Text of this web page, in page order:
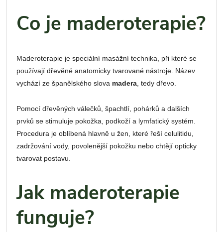
Co je maderoterapie?
Maderoterapie je speciální masážní technika, při které se
používají dřevěné anatomicky tvarované nástroje. Název
vychází ze španělského slova madera , tedy dřevo.
Pomocí dřevěných válečků, špachtlí, pohárků a dalších
prvků se stimuluje pokožka, podkoží a lymfatický systém.
Procedura je oblíbená hlavně u žen, které řeší celulitidu,
zadržování vody, povolenější pokožku nebo chtějí opticky
tvarovat postavu.
Jak maderoterapie
funguje?